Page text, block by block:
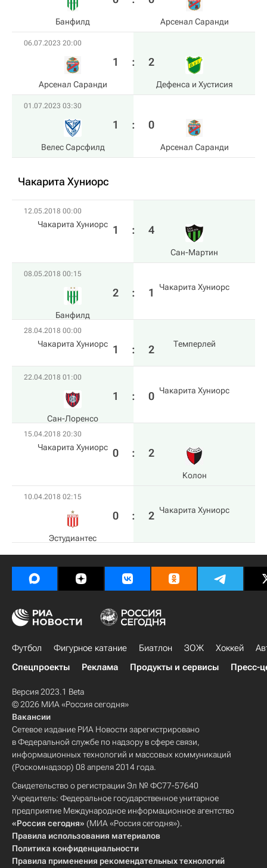
Банфилд Арсенал Саранди
06.07.2023 20:00
Арсенал Саранди
1 : 2
Дефенса и Хустисия
01.07.2023 03:30
Велес Сарсфилд
1 : 0
Арсенал Саранди
Чакарита Хуниорс
12.05.2018 00:00
Чакарита Хуниорс 1 : 4
Сан-Мартин
08.05.2018 00:15
Банфилд
2 : 1 Чакарита Хуниорс
28.04.2018 00:00
Чакарита Хуниорс 1 : 2 Темперлей
22.04.2018 01:00
Сан-Лоренсо
1 : 0 Чакарита Хуниорс
15.04.2018 20:30
Чакарита Хуниорс 0 : 2
Колон
10.04.2018 02:15
Эстудиантес
0 : 2 Чакарита Хуниорс
Футбол Фигурное катание Биатлон ЗОЖ Хоккей
Спецпроекты
Реклама Продукты и сервисы Пресс-
Версия 2023.1 Beta
© 2026 МИА «Россия сегодня»
Вакансии
Сетевое издание РИА Новости зарегистрировано
в Федеральной службе по надзору в сфере связи,
информационных технологий и массовых коммуникаций
(Роскомнадзор) 08 апреля 2014 года.
Свидетельство о регистрации Эл № ФС77-57640
Учредитель: Федеральное государственное унитарное
предприятие Международное информационное агентство
«Россия сегодня» (МИА «Россия сегодня»).
Правила использования материалов
Политика конфиденциальности
Правила применения рекомендательных технологий